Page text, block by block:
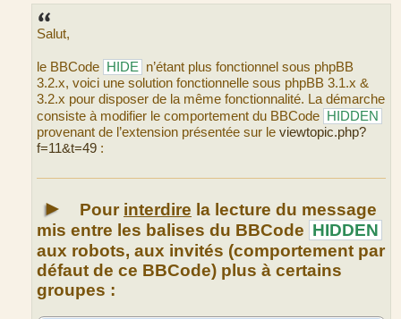
Salut,
le BBCode HIDE
n’étant plus fonctionnel sous phpBB
3.2.x, voici une solution fonctionnelle sous phpBB 3.1.x &
3.2.x pour disposer de la même fonctionnalité. La démarche
consiste à modifier le comportement du BBCode
HIDDEN
provenant de l’extension présentée sur le viewtopic.php?
f=11&t=49 :
► Pour interdire la lecture du message
mis entre les balises du BBCode HIDDEN
aux robots, aux invités (comportement par
défaut de ce BBCode) plus à certains
groupes :